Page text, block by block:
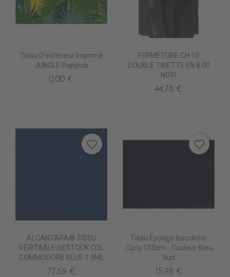
Tissu D'extérieur Imprimé
JUNGLE Papyrus
0,00 €
FERMETURE CH 10
DOUBLE TIRETTE EN 8.00
NOIR
44,78 €
ALCANTARA® TISSU
VÉRITABLE DESTOCK COL
COMMODORE BLUE 1.9ML
77,59 €
favorite_border
Tissu Éponge Bouclette
Curly 150cm - Couleur Bleu
Nuit
15,98 €
favorite_border